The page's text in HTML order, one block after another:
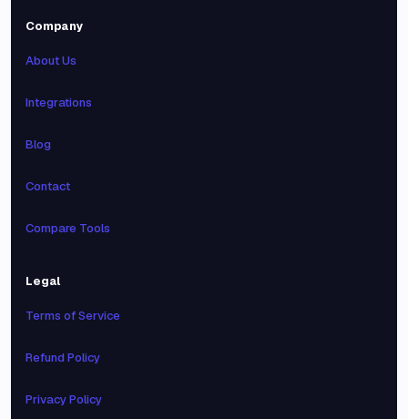
Company
About Us
Integrations
Blog
Contact
Compare Tools
Legal
Terms of Service
Refund Policy
Privacy Policy